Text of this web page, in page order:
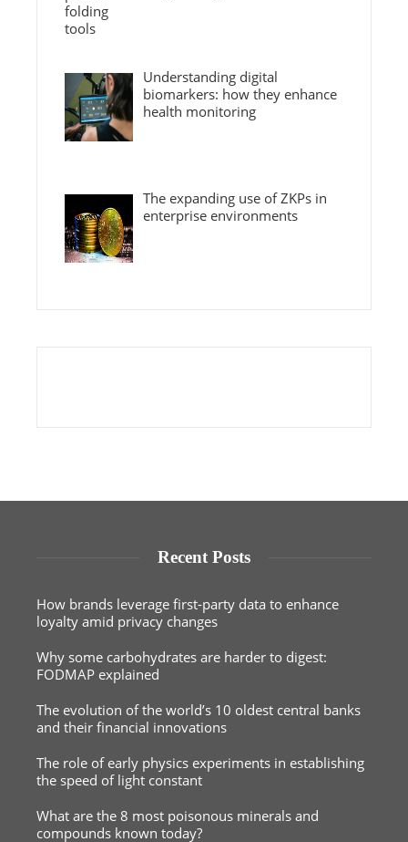
Understanding digital
biomarkers: how they enhance
health monitoring
The expanding use of ZKPs in
enterprise environments
Recent Posts
How brands leverage first-party data to enhance
loyalty amid privacy changes
Why some carbohydrates are harder to digest:
FODMAP explained
The evolution of the world’s 10 oldest central banks
and their financial innovations
The role of early physics experiments in establishing
the speed of light constant
What are the 8 most poisonous minerals and
compounds known today?